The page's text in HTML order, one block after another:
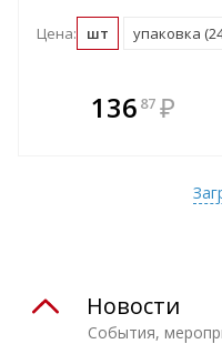
Цена: шт упаковка (24
136 87 ₽
События,
Новости